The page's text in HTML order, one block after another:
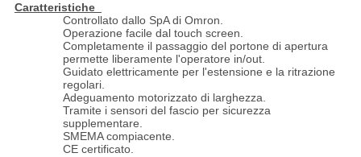
Caratteristiche
Controllato dallo SpA di Omron.
Operazione facile dal touch screen.
Completamente il passaggio del portone di apertura
permette liberamente l'operatore in/out.
Guidato elettricamente per l'estensione e la ritrazione
regolari.
Adeguamento motorizzato di larghezza.
Tramite i sensori del fascio per sicurezza
supplementare.
SMEMA compiacente.
CE certificato.